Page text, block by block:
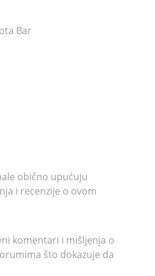
Bar
obično upućuju
i recenzije o ovom
komentari i mišljenja o
što dokazuje da